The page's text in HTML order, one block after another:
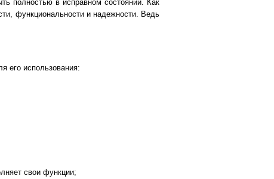
полностью в исправном состоянии. Как
функциональности и надежности. Ведь
его использования:
свои функции;